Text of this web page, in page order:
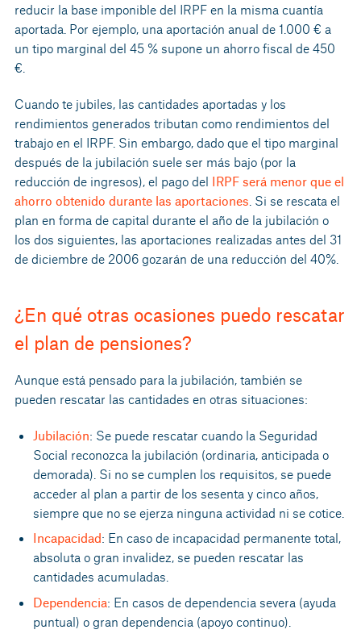
reducir la base imponible del IRPF en la misma cuantía
aportada. Por ejemplo, una aportación anual de 1.000 € a
un tipo marginal del 45 % supone un ahorro fiscal de 450
€.
Cuando te jubiles, las cantidades aportadas y los
rendimientos generados tributan como rendimientos del
trabajo en el IRPF. Sin embargo, dado que el tipo marginal
después de la jubilación suele ser más bajo (por la
reducción de ingresos), el pago del IRPF será menor que el
ahorro obtenido durante las aportaciones . Si se rescata el
plan en forma de capital durante el año de la jubilación o
los dos siguientes, las aportaciones realizadas antes del 31
de diciembre de 2006 gozarán de una reducción del 40%.
¿En qué otras ocasiones puedo rescatar
el plan de pensiones?
Aunque está pensado para la jubilación, también se
pueden rescatar las cantidades en otras situaciones:
Jubilación: Se puede rescatar cuando la Seguridad
Social reconozca la jubilación (ordinaria, anticipada o
demorada). Si no se cumplen los requisitos, se puede
acceder al plan a partir de los sesenta y cinco años,
siempre que no se ejerza ninguna actividad ni se cotice.
Incapacidad: En caso de incapacidad permanente total,
absoluta o gran invalidez, se pueden rescatar las
cantidades acumuladas.
Dependencia: En casos de dependencia severa (ayuda
puntual) o gran dependencia (apoyo continuo).